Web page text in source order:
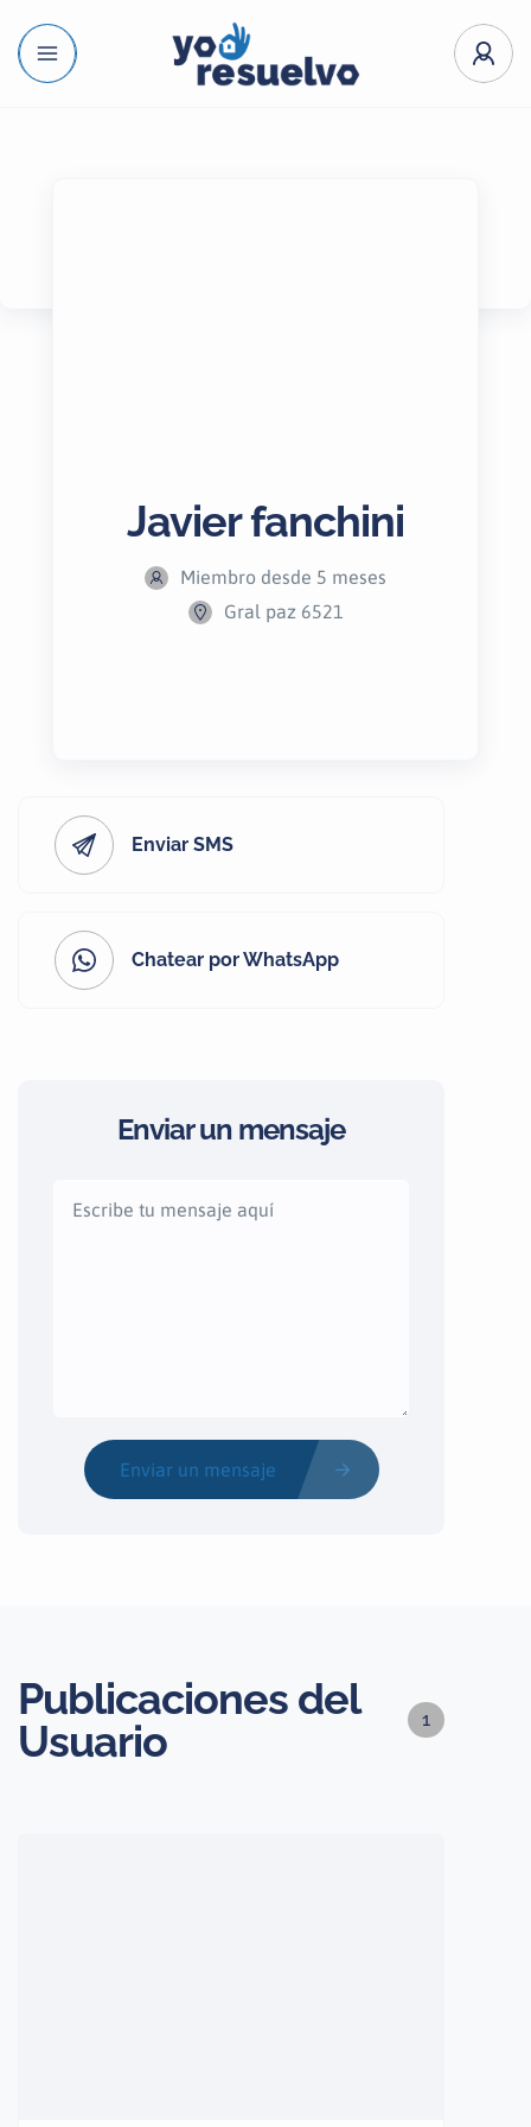
Javier fanchini
Miembro desde 5 meses
Gral paz 6521
Enviar SMS
Chatear por WhatsApp
Enviar un mensaje
Enviar un mensaje
Publicaciones del
Usuario
1